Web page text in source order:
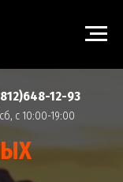
с 10:00-19:00
12-93